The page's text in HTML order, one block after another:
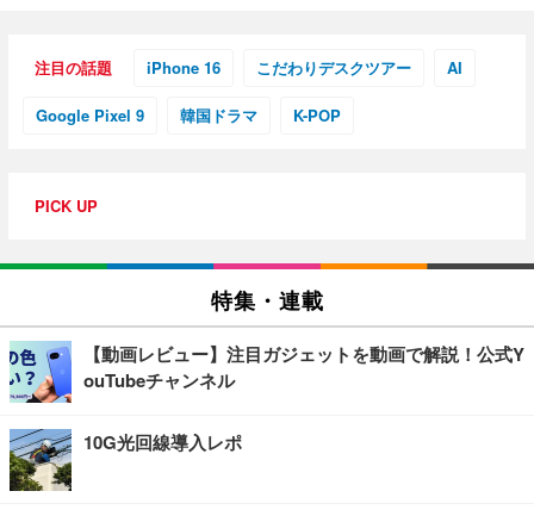
注目の話題 iPhone 16 こだわりデスクツアー AI
Google Pixel 9 韓国ドラマ K-POP
PICK UP
特集・連載
【動画レビュー】注目ガジェットを動画で解説！公式Y
ouTubeチャンネル
10G光回線導入レポ